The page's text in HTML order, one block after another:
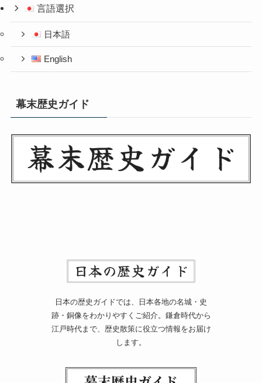
言語選択
日本語
English
幕末歴史ガイド
日本の歴史ガイドでは、日本各地の名城・史
跡・銅像をわかりやすくご紹介。鎌倉時代から
江戸時代まで、歴史散策に役立つ情報をお届け
します。